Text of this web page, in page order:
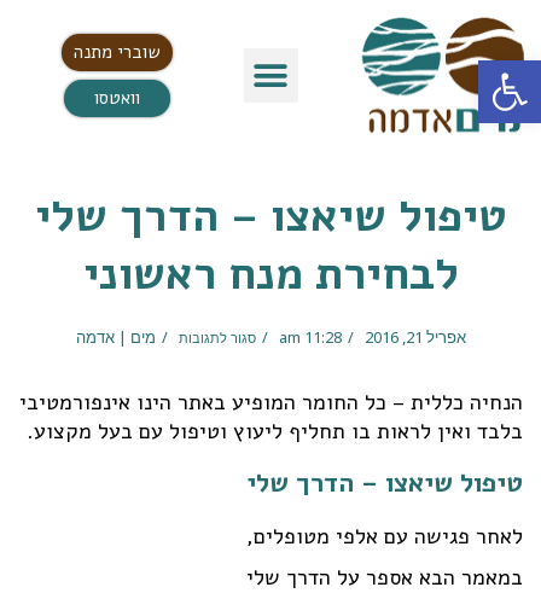
פתח סרגל נגישות
שוברי מתנה
וואטסו
טיפול שיאצו – הדרך שלי
לבחירת מנח ראשוני
אפריל 21, 2016 11:28 am סגור לתגובות מים | אדמה
הנחיה כללית – כל החומר המופיע באתר הינו אינפורמטיבי
בלבד ואין לראות בו תחליף ליעוץ וטיפול עם בעל מקצוע.
טיפול שיאצו – הדרך שלי
לאחר פגישה עם אלפי מטופלים,
במאמר הבא אספר על הדרך שלי